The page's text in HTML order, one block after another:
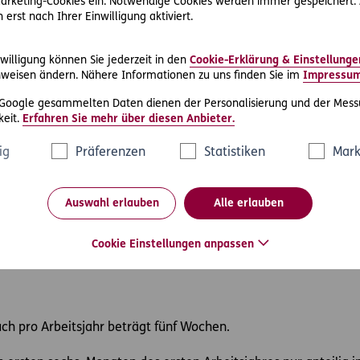
erst nach Ihrer Einwilligung aktiviert.
können Sie jederzeit in den Cookie-Erklärung &
ändern. Nähere Informationen zu uns finden Sie im
gesammelten Daten dienen der Personalisierung und der
Erfahren Sie mehr über diesen Anbieter.
Präferenzen Statistiken
Auswahl erlauben Alle erlauben
Cookie Einstellungen anpassen
körperlicher Unzumutbarkeit der Arbeit
bei Unzumutbarkeit der Weiterbeschäftigung wegen
Auflösung ist immer möglich. Zulässig ist auch
selbst.
und Weihnachtsgeld)
auf diese Urlaubs- und Weihnachtsgeld. Derartige
im anzuwendenden Kollektivvertrag oder im
der Auszahlungstermin sind Vereinbarungssache oder im
pro Arbeitsjahr beträgt fünf Wochen.